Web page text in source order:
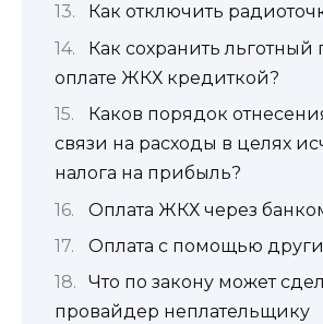
Как отключить
Как сохранить
оплате ЖКХ кредиткой?
Каков порядок
связи на расходы в целях
налога на прибыль?
Оплата ЖКХ через
Оплата с помощью
Что по закону может
провайдер неплательщику